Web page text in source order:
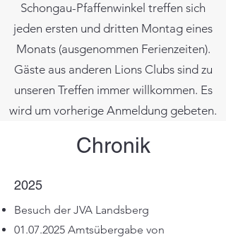
Schongau-Pfaffenwinkel treffen sich
jeden ersten und dritten Montag eines
Monats (ausgenommen Ferienzeiten).
Gäste aus anderen Lions Clubs sind zu
unseren Treffen immer willkommen. Es
wird um vorherige Anmeldung gebeten.
Chronik
2025
Besuch der JVA Landsberg
01.07.2025 Amtsübergabe von